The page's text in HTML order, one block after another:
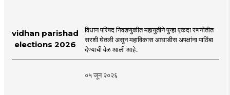
vidhan parishad
elections 2026
विधान परिषद निवडणुकीत महायुतीने पुन्हा एकदा रणनीतीत
सरशी घेतली असून महाविकास आघाडीस अपक्षांना पाठिंबा
देण्याची वेळ आली आहे..
०५ जून २०२६